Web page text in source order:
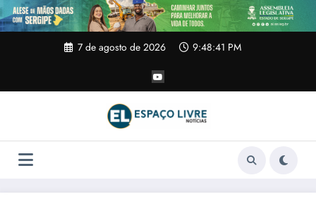
Pular
para
o
7 de agosto de 2026 9:48:42 PM